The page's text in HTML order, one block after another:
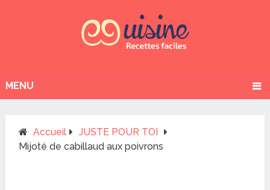
MENU
Accueil
JUSTE POUR TOI
Mijoté de cabillaud aux poivrons